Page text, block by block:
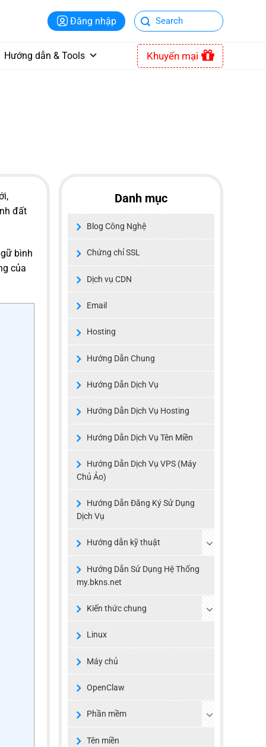
Đăng nhập
Hướng dẫn & Tools Khuyến mại
đất
bình
của
Danh mục
Blog Công Nghệ
Chứng chỉ SSL
Dịch vụ CDN
Email
Hosting
Hướng Dẫn Chung
Hướng Dẫn Dịch Vụ
Hướng Dẫn Dịch Vụ Hosting
Hướng Dẫn Dịch Vụ Tên Miền
Hướng Dẫn Dịch Vụ VPS (Máy
Chủ Ảo)
Hướng Dẫn Đăng Ký Sử Dụng
Dịch Vụ
Hướng dẫn kỹ thuật
Hướng Dẫn Sử Dụng Hệ Thống
my.bkns.net
Kiến thức chung
Linux
Máy chủ
OpenClaw
Phần mềm
Tên miền